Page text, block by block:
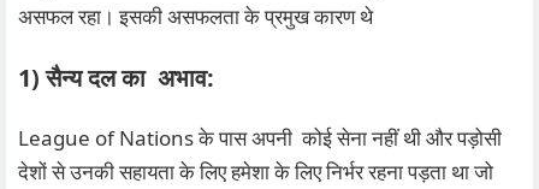
असफल रहा। इसकी असफलता के प्रमुख कारण थे
1) सैन्य दल का अभाव:
League of Nations के पास अपनी कोई सेना नहीं थी और पड़ोसी
देशों से उनकी सहायता के लिए हमेशा के लिए निर्भर रहना पड़ता था जो